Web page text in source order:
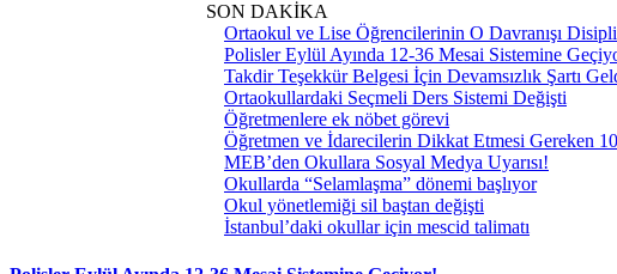
SON DAKİKA
Ortaokul ve Lise Öğrencilerinin O Davranışı
Polisler Eylül Ayında 12-36 Mesai Sistemine
Takdir Teşekkür Belgesi İçin Devamsızlık Şartı
Ortaokullardaki Seçmeli Ders Sistemi Değişti
Öğretmenlere ek nöbet görevi
Öğretmen ve İdarecilerin Dikkat Etmesi Gereken
MEB’den Okullara Sosyal Medya Uyarısı!
Okullarda “Selamlaşma” dönemi başlıyor
Okul yönetlemiği sil baştan değişti
İstanbul’daki okullar için mescid talimatı